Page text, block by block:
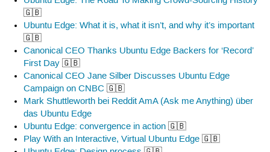
🇬🇧
Ubuntu Edge: What it is, what it isn’t, and why it’s important
🇬🇧
Canonical CEO Thanks Ubuntu Edge Backers for ‘Record’
First Day 🇬🇧
Canonical CEO Jane Silber Discusses Ubuntu Edge
Campaign on CNBC 🇬🇧
Mark Shuttleworth bei Reddit AmA (Ask me Anything) über
das Ubuntu Edge
Ubuntu Edge: convergence in action 🇬🇧
Play With an Interactive, Virtual Ubuntu Edge 🇬🇧